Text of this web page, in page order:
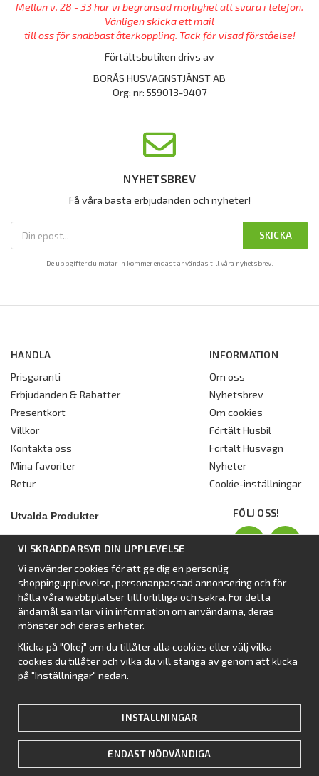
Mellan v. 28 - 33 har vi begränsad möjlighet att svara i telefon.
Vänligen skicka ett mail
till oss för snabbast återkoppling. Tack för visad förståelse!
Förtältsbutiken drivs av
BORÅS HUSVAGNSTJÄNST AB
Org: nr: 559013-9407
NYHETSBREV
Få våra bästa erbjudanden och nyheter!
SKICKA
De uppgifter du matar in kommer endast användas till våra nyhetsbrev.
HANDLA
Prisgaranti
Erbjudanden & Rabatter
Presentkort
Villkor
Kontakta oss
Mina favoriter
Retur
INFORMATION
Om oss
Nyhetsbrev
Om cookies
Förtält Husbil
Förtält Husvagn
Nyheter
Cookie-inställningar
Utvalda Produkter
Dometic Stuga Rest
Isabellas Året runt tält Villa
Förtält från Dometic
Förtält Isabella
Förtält från SvenskaTält
Nyhet: Campingtält
FÖLJ OSS!
VI SKRÄDDARSYR DIN UPPLEVELSE
Vi använder cookies för att ge dig en personlig
shoppingupplevelse, personanpassad annonsering och för
hålla våra webbplatser tillförlitliga och säkra. För detta
ändamål samlar vi in information om användarna, deras
mönster och deras enheter.
Klicka på "Okej" om du tillåter alla cookies eller välj vilka
cookies du tillåter och vilka du vill stänga av genom att klicka
på "Inställningar" nedan.
INSTÄLLNINGAR
ENDAST NÖDVÄNDIGA